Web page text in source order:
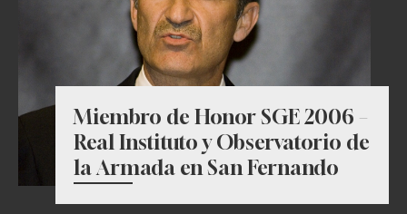
Miembro de Honor SGE 2006 –
Real Instituto y Observatorio de
la Armada en San Fernando